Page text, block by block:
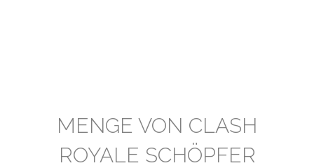
MENGE VON CLASH
ROYALE SCHÖPFER